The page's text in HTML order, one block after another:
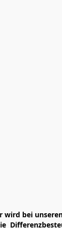
wird bei